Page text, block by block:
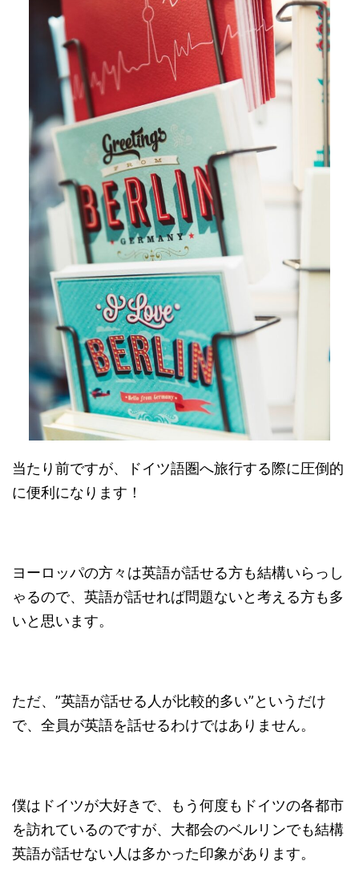
当たり前ですが、ドイツ語圏へ旅行する際に圧倒的
に便利になります！
ヨーロッパの方々は英語が話せる方も結構いらっし
ゃるので、英語が話せれば問題ないと考える方も多
いと思います。
ただ、”英語が話せる人が比較的多い”というだけ
で、全員が英語を話せるわけではありません。
僕はドイツが大好きで、もう何度もドイツの各都市
を訪れているのですが、大都会のベルリンでも結構
英語が話せない人は多かった印象があります。